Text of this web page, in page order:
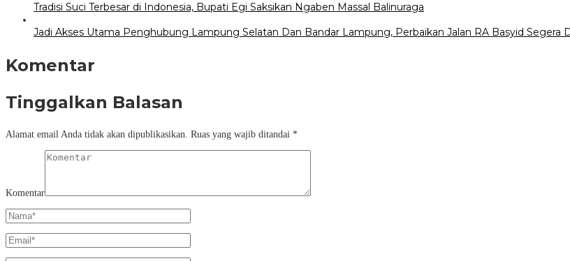
Tradisi Suci Terbesar di Indonesia, Bupati Egi Saksikan Ngaben Massal Balinuraga
Jadi Akses Utama Penghubung Lampung Selatan Dan Bandar Lampung, Perbaikan Jalan RA Basyid Segera
Komentar
Tinggalkan Balasan
Alamat email Anda tidak akan dipublikasikan. Ruas yang wajib ditandai *
Komentar